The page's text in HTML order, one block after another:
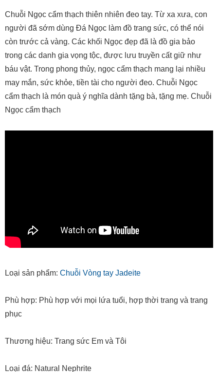
Chuỗi Ngọc cẩm thạch thiên nhiên đeo tay. Từ xa xưa, con
người đã sớm dùng Đá Ngọc làm đồ trang sức, có thể nói
còn trước cả vàng. Các khối Ngọc đẹp đã là đồ gia bảo
trong các danh gia vọng tộc, được lưu truyền cất giữ như
báu vật. Trong phong thủy, ngọc cẩm thạch mang lại nhiều
may mắn, sức khỏe, tiền tài cho người đeo. Chuỗi Ngọc
cẩm thạch là món quà ý nghĩa dành tặng bà, tặng mẹ. Chuỗi
Ngọc cẩm thạch
Loại sản phẩm: Chuỗi Vòng tay Jadeite
Phù hợp: Phù hợp với mọi lứa tuổi, hợp thời trang và trang
phục
Thương hiệu: Trang sức Em và Tôi
Loại đá: Natural Nephrite